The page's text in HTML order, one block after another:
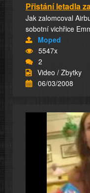
Přistání letadla
Jak zalomcoval
sobotní vichřice
Moped
5547x
2
Video / Zbytky
06/03/2008